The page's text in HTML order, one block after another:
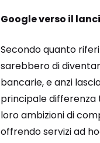
Google verso il
Secondo quanto
sarebbero di
bancarie, e anzi
principale differenza
loro ambizioni di
offrendo servizi ad